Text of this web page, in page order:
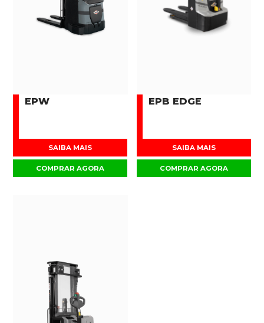
EPW
SAIBA MAIS
COMPRAR AGORA
EPB EDGE
SAIBA MAIS
COMPRAR AGORA